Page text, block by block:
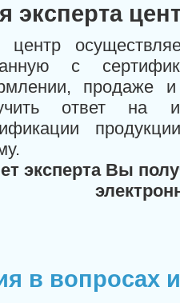
эксперта
с
продаже и
ответ на
эксперта Вы
в вопросах